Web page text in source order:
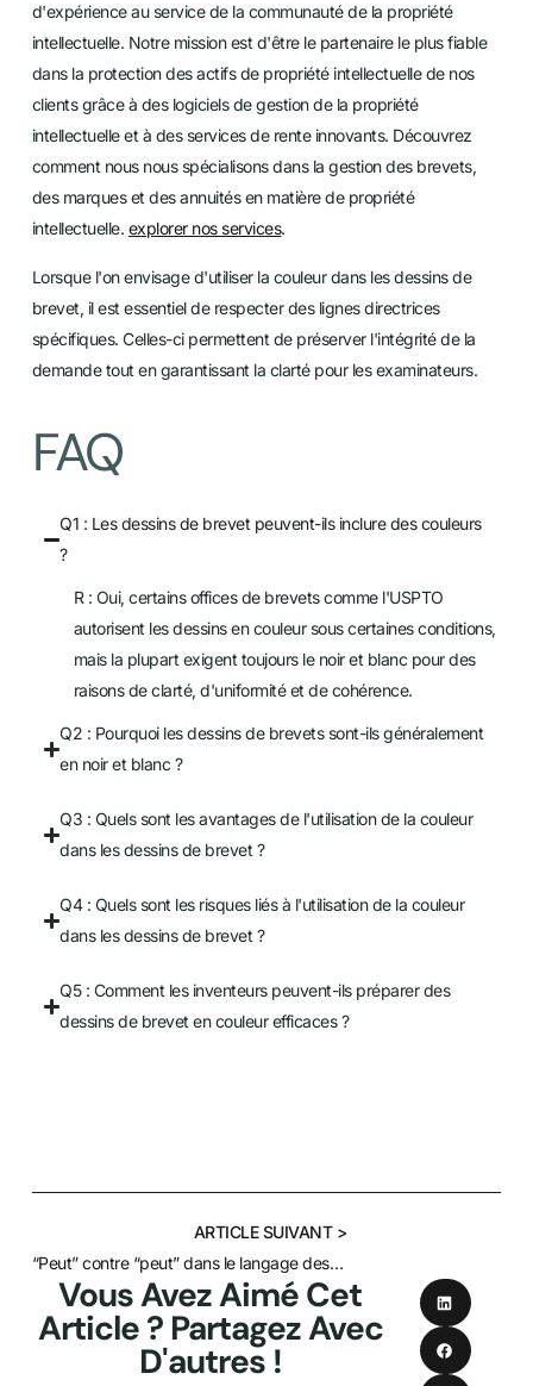
d'expérience au service de la communauté de la propriété
intellectuelle. Notre mission est d'être le partenaire le plus fiable
dans la protection des actifs de propriété intellectuelle de nos
clients grâce à des logiciels de gestion de la propriété
intellectuelle et à des services de rente innovants. Découvrez
comment nous nous spécialisons dans la gestion des brevets,
des marques et des annuités en matière de propriété
intellectuelle. explorer nos services.
Lorsque l'on envisage d'utiliser la couleur dans les dessins de
brevet, il est essentiel de respecter des lignes directrices
spécifiques. Celles-ci permettent de préserver l'intégrité de la
demande tout en garantissant la clarté pour les examinateurs.
FAQ
Q1 : Les dessins de brevet peuvent-ils inclure des couleurs
?
R : Oui, certains offices de brevets comme l'USPTO
autorisent les dessins en couleur sous certaines conditions,
mais la plupart exigent toujours le noir et blanc pour des
raisons de clarté, d'uniformité et de cohérence.
Q2 : Pourquoi les dessins de brevets sont-ils généralement
en noir et blanc ?
Q3 : Quels sont les avantages de l'utilisation de la couleur
dans les dessins de brevet ?
Q4 : Quels sont les risques liés à l'utilisation de la couleur
dans les dessins de brevet ?
Q5 : Comment les inventeurs peuvent-ils préparer des
dessins de brevet en couleur efficaces ?
Vous Avez Aimé Cet
Article ? Partagez Avec
D'autres !
Comprendre l'ajustement de la durée des brevets
ARTICLE SUIVANT >
“Peut” contre “peut” dans le langage des brevets : Ce que les inventeurs doivent savoir